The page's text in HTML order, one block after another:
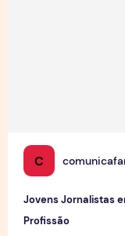
C
Jovens Jornalistas
Profissão